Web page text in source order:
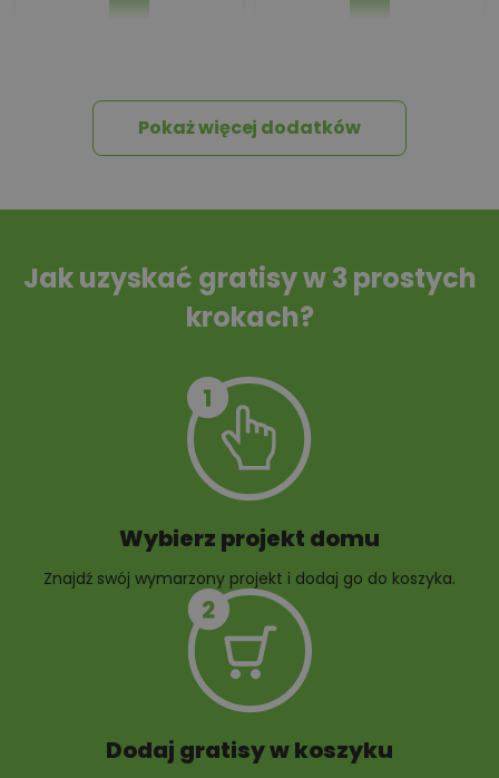
Tablica informacyjna
Przydomowa
10 projektów małej
10 projektów rabat
Pokaż więcej dodatków
Jak uzyskać gratisy w 3 prostych
krokach?
Wybierz projekt domu
Znajdź swój wymarzony projekt i dodaj go do koszyka.
Dodaj gratisy w koszyku